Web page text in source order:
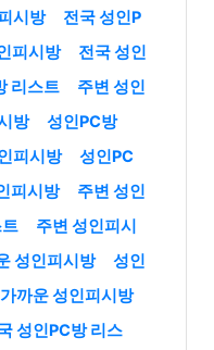
시방
전국 성인P
피시방
전국 성인
리스트
주변 성인
방
성인PC방
피시방
성인PC
피시방
주변 성인
주변 성인피시
성인피시방
성인
가까운 성인피시방
성인PC방 리스